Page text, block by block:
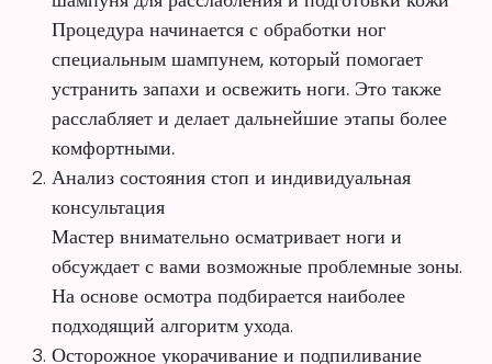
Процедура начинается с обработки ног
специальным шампунем, который помогает
устранить запахи и освежить ноги. Это также
расслабляет и делает дальнейшие этапы более
комфортными.
Анализ состояния стоп и индивидуальная
консультация
Мастер внимательно осматривает ноги и
обсуждает с вами возможные проблемные зоны.
На основе осмотра подбирается наиболее
подходящий алгоритм ухода.
Осторожное укорачивание и подпиливание